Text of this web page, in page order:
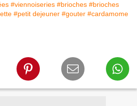
#viennoiseries #brioches #brioches
#petit dejeuner #gouter #cardamome